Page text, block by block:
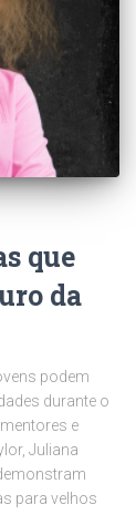
que
da
podem
durante o
e
Juliana
para velhos